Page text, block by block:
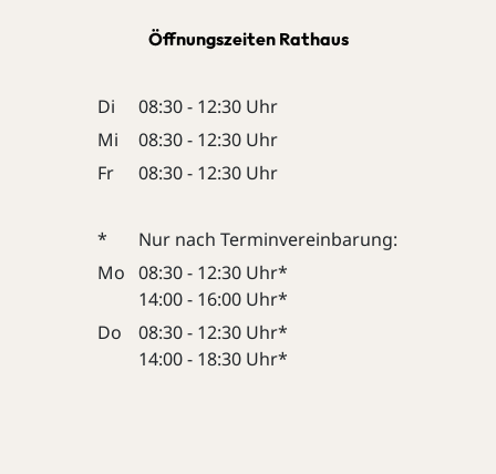
Öffnungszeiten Rathaus
Di
08:30 - 12:30 Uhr
Mi
08:30 - 12:30 Uhr
Fr
08:30 - 12:30 Uhr
*
Nur nach Terminvereinbarung:
Mo 08:30 - 12:30 Uhr*
14:00 - 16:00 Uhr*
Do
08:30 - 12:30 Uhr*
14:00 - 18:30 Uhr*